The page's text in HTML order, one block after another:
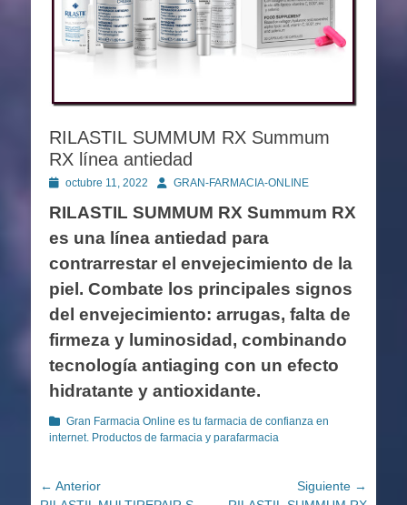
RILASTIL SUMMUM RX Summum
RX línea antiedad
Publicado
octubre 11, 2022 AutorGRAN-FARMACIA-ONLINE
RILASTIL SUMMUM RX Summum RX
es una línea antiedad para
contrarrestar el envejecimiento de la
piel. Combate los principales signos
del envejecimiento: arrugas, falta de
firmeza y luminosidad, combinando
tecnología antiaging con un efecto
hidratante y antioxidante.
Categorías
Gran Farmacia Online es tu farmacia de confianza en
internet. Productos de farmacia y parafarmacia
Navegación
← Anterior
Siguiente →